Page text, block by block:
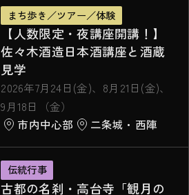
まち歩き／ツアー／体験
【人数限定・夜講座開講！】
佐々木酒造日本酒講座と酒蔵
見学
2026年7月24日(金)、8月21日(金)、
9月18日（金）
市内中心部
二条城・西陣
伝統行事
古都の名刹・高台寺「観月の